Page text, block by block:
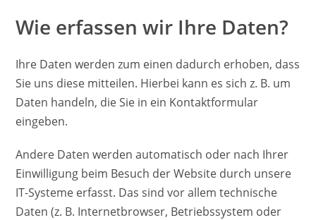
Wie erfassen wir Ihre Daten?
Ihre Daten werden zum einen dadurch erhoben, dass
Sie uns diese mitteilen. Hierbei kann es sich z. B. um
Daten handeln, die Sie in ein Kontaktformular
eingeben.
Andere Daten werden automatisch oder nach Ihrer
Einwilligung beim Besuch der Website durch unsere
IT-Systeme erfasst. Das sind vor allem technische
Daten (z. B. Internetbrowser, Betriebssystem oder